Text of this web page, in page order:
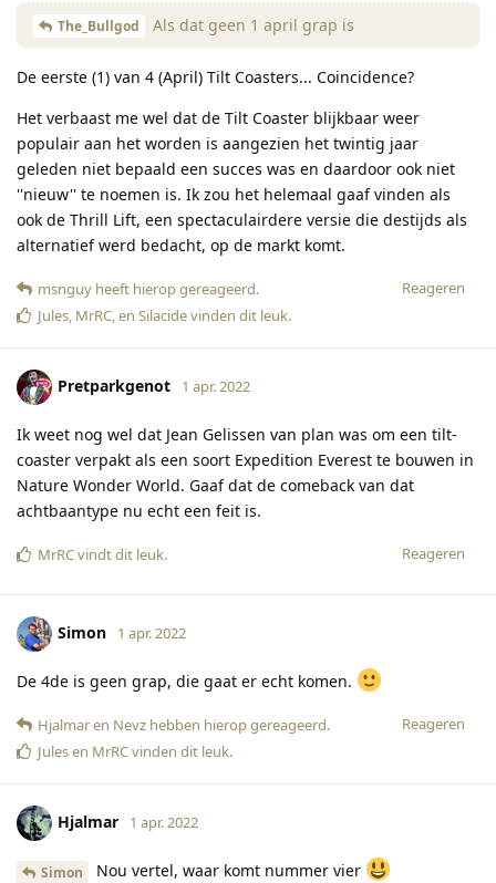
The_Bullgod Als dat geen 1 april grap is
De eerste (1) van 4 (April) Tilt Coasters... Coincidence?
Het verbaast me wel dat de Tilt Coaster blijkbaar weer
populair aan het worden is aangezien het twintig jaar
geleden niet bepaald een succes was en daardoor ook niet
''nieuw'' te noemen is. Ik zou het helemaal gaaf vinden als
ook de Thrill Lift, een spectaculairdere versie die destijds als
alternatief werd bedacht, op de markt komt.
Reageren
msnguy heeft hierop gereageerd.
Jules, MrRC, en Silacidevinden dit leuk.
Pretparkgenot 1 apr. 2022
Ik weet nog wel dat Jean Gelissen van plan was om een tilt-
coaster verpakt als een soort Expedition Everest te bouwen in
Nature Wonder World. Gaaf dat de comeback van dat
achtbaantype nu echt een feit is.
Reageren
MrRCvindt dit leuk.
Simon 1 apr. 2022
De 4de is geen grap, die gaat er echt komen.
Reageren
Hjalmaren Nevz hebben hierop gereageerd.
Julesen MrRCvinden dit leuk.
Hjalmar 1 apr. 2022
Simon Nou vertel, waar komt nummer vier